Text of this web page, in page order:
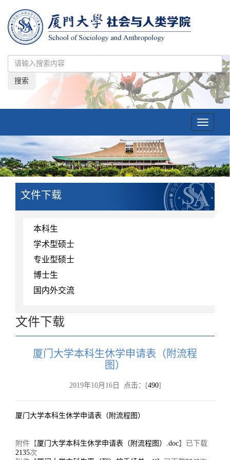
搜索
Toggle
文件下载
本科生
学术型硕士
专业型硕士
博士生
国内外交流
文件下载
厦门大学本科生休学申请表（附流程
图）
2019年10月16日 点击：[490]
厦门大学本科生休学申请表（附流程图）
附件【厦门大学本科生休学申请表（附流程图）.doc】已下载
2135次